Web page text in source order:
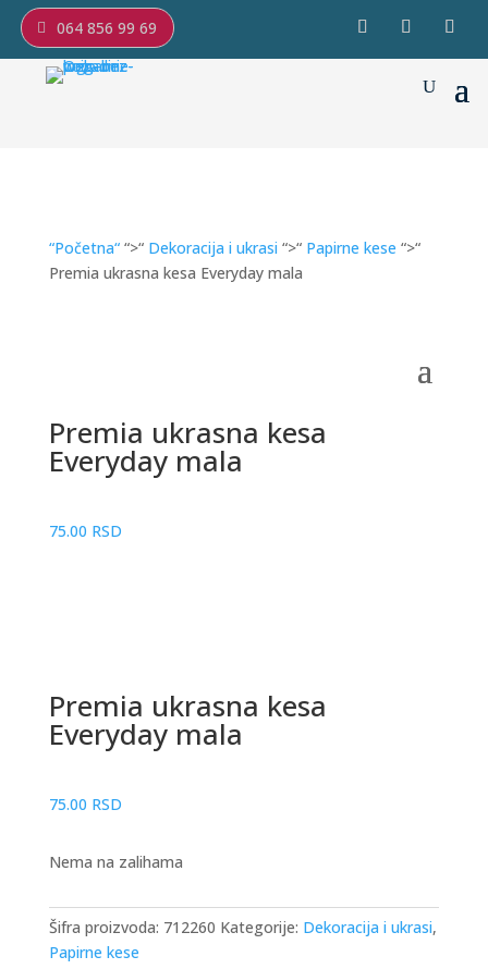
064 856 99 69
“Početna““>“ Dekoracija i ukrasi “>“ Papirne kese “>“
Premia ukrasna kesa Everyday mala
Premia ukrasna kesa
Everyday mala
75.00 RSD
Premia ukrasna kesa
Everyday mala
75.00 RSD
Nema na zalihama
Šifra proizvoda: 712260 Kategorije: Dekoracija i ukrasi,
Papirne kese